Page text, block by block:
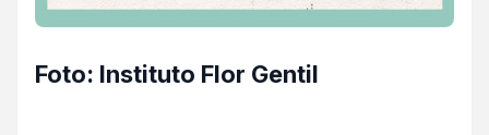
Foto: Instituto Flor Gentil